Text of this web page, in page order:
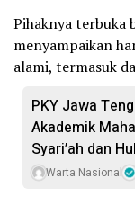
Pihaknya terbuka
menyampaikan
alami, termasuk
PKY Jawa
Akademik
Syari’ah dan
Warta Nasional